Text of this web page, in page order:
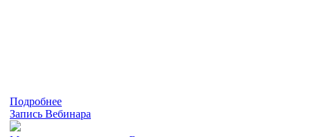
Подробнее
Запись Вебинара